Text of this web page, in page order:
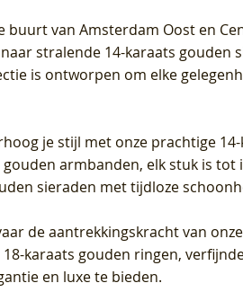
Diamonds Oorhangers
S - Geelgoud (14k) met Lab
Diamonds Ring LG1042Y –
(14k) met Lab grown
Diamonds Ring LG1044Y –
(14k) met Lab grown
buurt van Amsterdam Oost en
stralende 14-karaats
is ontworpen om elke
je stijl met onze prachtige
armbanden, elk stuk is
sieraden met tijdloze
de aantrekkingskracht van
karaats gouden ringen,
en luxe te bieden.